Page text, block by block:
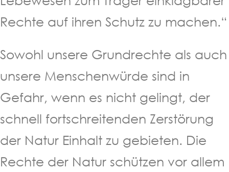
Rechte auf ihren Schutz zu machen.“
Sowohl unsere Grundrechte als auch
unsere Menschenwürde sind in
Gefahr, wenn es nicht gelingt, der
schnell fortschreitenden Zerstörung
der Natur Einhalt zu gebieten. Die
Rechte der Natur schützen vor allem